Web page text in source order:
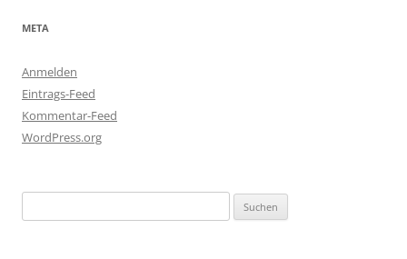
META
Anmelden
Eintrags-Feed
Kommentar-Feed
WordPress.org
nach: